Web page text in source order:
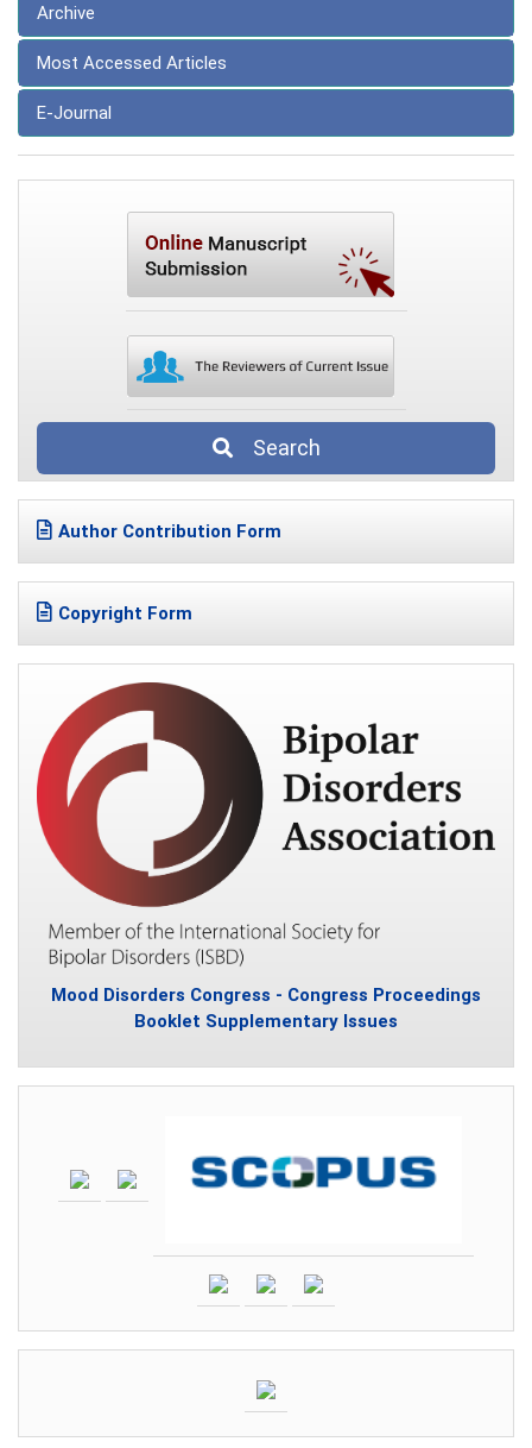
Archive
Most Accessed Articles
E-Journal
Search
Author Contribution Form
Copyright Form
Mood Disorders Congress - Congress Proceedings
Booklet Supplementary Issues